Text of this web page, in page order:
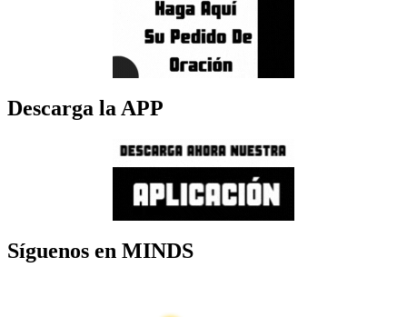
Descarga la APP
Síguenos en MINDS